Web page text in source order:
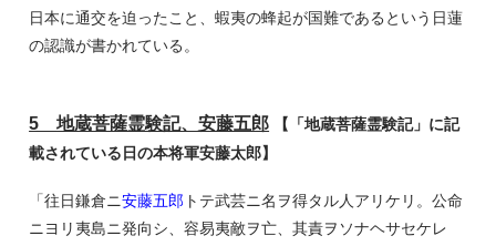
日本に通交を迫ったこと、蝦夷の蜂起が国難であるという日蓮
の認識が書かれている。
5 地蔵菩薩霊験記、安藤五郎 【「地蔵菩薩霊験記」に記
載されている日の本将軍安藤太郎】
「往日鎌倉ニ安藤五郎 トテ武芸ニ名ヲ得タル人アリケリ。公命
ニヨリ夷島ニ発向シ、容易夷敵ヲ亡、其責ヲソナヘサセケレ